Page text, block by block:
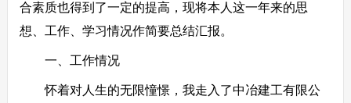
合素质也得到了一定的提高，现将本人这一年来的思
想、工作、学习情况作简要总结汇报。
一、工作情况
怀着对人生的无限憧憬，我走入了中冶建工有限公